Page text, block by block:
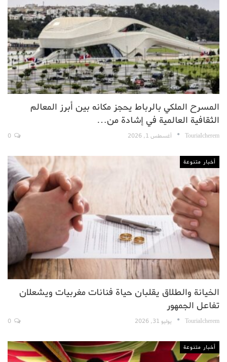
المسرح الملكي بالرباط يحجز مكانه بين أبرز المعالم
الثقافية العالمية في إشادة من…
TouriaIcherem أغسطس 1, 2026
أخبار متنوعة
الخيانة والطلاق يقلبان حياة فنانات مغربيات ويشعلان
تفاعل الجمهور
TouriaIcherem يوليو 31, 2026
أخبار متنوعة